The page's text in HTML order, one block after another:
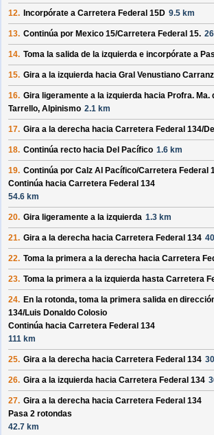
12. Incorpórate a Carretera Federal 15D 9.5 km
13. Continúa por Mexico 15/Carretera Federal 15.
14. Toma la salida de la izquierda e incorpórate a
15. Gira a la izquierda hacia Gral Venustiano
16. Gira ligeramente a la izquierda hacia Profra. Ma.
Tarrello, Alpinismo 2.1 km
17. Gira a la derecha hacia Carretera Federal 134/
18. Continúa recto hacia Del Pacífico 1.6 km
19. Continúa por Calz Al Pacífico/Carretera Federal
Continúa hacia Carretera Federal 134
54.6 km
20. Gira ligeramente a la izquierda 1.3 km
21. Gira a la derecha hacia Carretera Federal 134
22. Toma la primera a la derecha hacia Carretera
23. Toma la primera a la izquierda hasta Carretera
24. En la rotonda, toma la primera salida en
134/Luis Donaldo Colosio
Continúa hacia Carretera Federal 134
111 km
25. Gira a la derecha hacia Carretera Federal 134
26. Gira a la izquierda hacia Carretera Federal 134
27. Gira a la derecha hacia Carretera Federal 134
Pasa 2 rotondas
42.7 km